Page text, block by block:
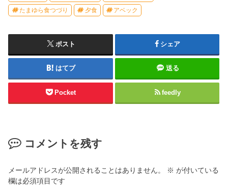
たまゆら食つづり 夕食 アベック
ポスト シェア
はてブ 送る
Pocket feedly
コメントを残す
メールアドレスが公開されることはありません。 ※ が付いている
欄は必須項目です